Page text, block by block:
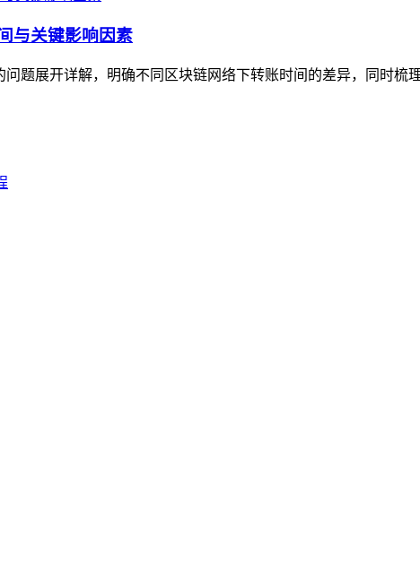
与关键影响因素
题展开详解，明确不同区块链网络下转账时间的差异，同时梳